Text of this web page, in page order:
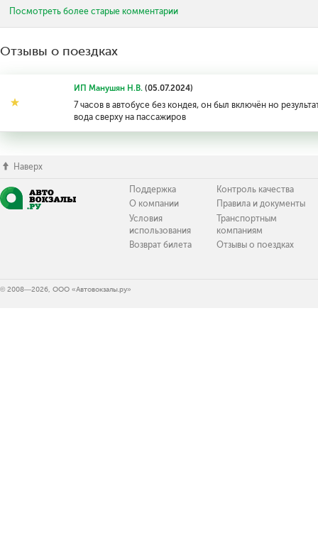
Посмотреть более старые комментарии
Отзывы о поездках
ИП Манушян Н.В.(05.07.2024)
7 часов в автобусе без кондея, он был включён но
вода сверху на пассажиров
Наверх
Поддержка
О компании
Условия
использования
Возврат билета
Контроль качества
Правила и документы
Транспортным
компаниям
Отзывы о поездках
© 2008—2026, ООО «Автовокзалы.ру»